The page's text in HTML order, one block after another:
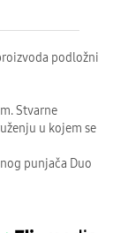
podložni
Stvarne
u kojem se
punjača Duo